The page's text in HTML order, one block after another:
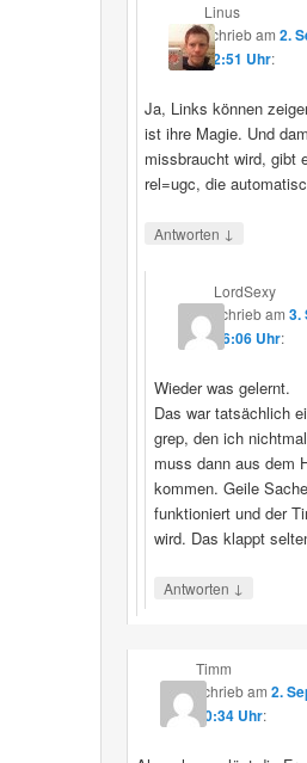
Linus
schriebam2.
12:51 Uhr:
Ja, Links können
ist ihre Magie. Und
missbraucht wird, gibt
rel=ugc, die
Antworten ↓
LordSexy
schriebam 3.
16:06 Uhr:
Wieder was gelernt.
Das war tatsächlich
grep, den ich
muss dann aus dem
kommen. Geile
funktioniert und der
wird. Das klappt
Antworten ↓
Timm
schriebam 2.
10:34 Uhr: